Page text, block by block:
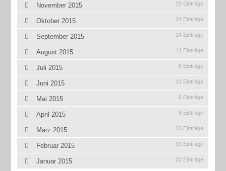
November 2015 29 Einträge
Oktober 2015 24 Einträge
September 2015 24 Einträge
August 2015 11 Einträge
Juli 2015 6 Einträge
Juni 2015 12 Einträge
Mai 2015 6 Einträge
April 2015 8 Einträge
März 2015 33 Einträge
Februar 2015 33 Einträge
Januar 2015 22 Einträge